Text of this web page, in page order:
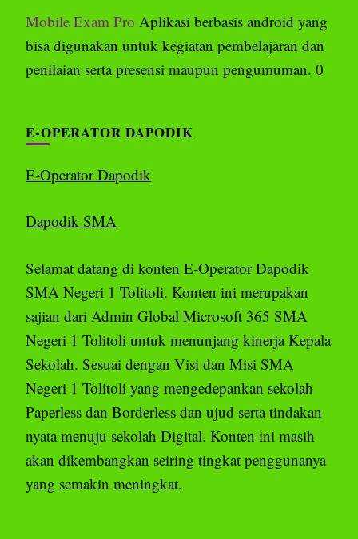
Mobile Exam Pro Aplikasi berbasis android yang
bisa digunakan untuk kegiatan pembelajaran dan
penilaian serta presensi maupun pengumuman. 0
E-OPERATOR DAPODIK
E-Operator Dapodik
Dapodik SMA
Selamat datang di konten E-Operator Dapodik
SMA Negeri 1 Tolitoli. Konten ini merupakan
sajian dari Admin Global Microsoft 365 SMA
Negeri 1 Tolitoli untuk menunjang kinerja Kepala
Sekolah. Sesuai dengan Visi dan Misi SMA
Negeri 1 Tolitoli yang mengedepankan sekolah
Paperless dan Borderless dan ujud serta tindakan
nyata menuju sekolah Digital. Konten ini masih
akan dikembangkan seiring tingkat penggunanya
yang semakin meningkat.